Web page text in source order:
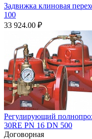
Задвижка клиновая
100
33 924.00 ₽
Регулирующий
30RE PN 16 DN 500
Договорная